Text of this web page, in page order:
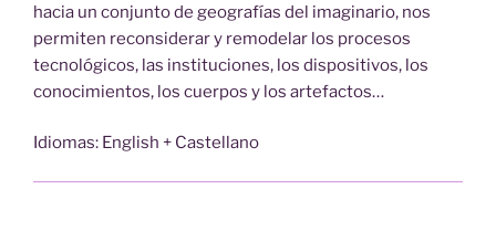
hacia un conjunto de geografías del imaginario, nos
permiten reconsiderar y remodelar los procesos
tecnológicos, las instituciones, los dispositivos, los
conocimientos, los cuerpos y los artefactos…
Idiomas: English + Castellano